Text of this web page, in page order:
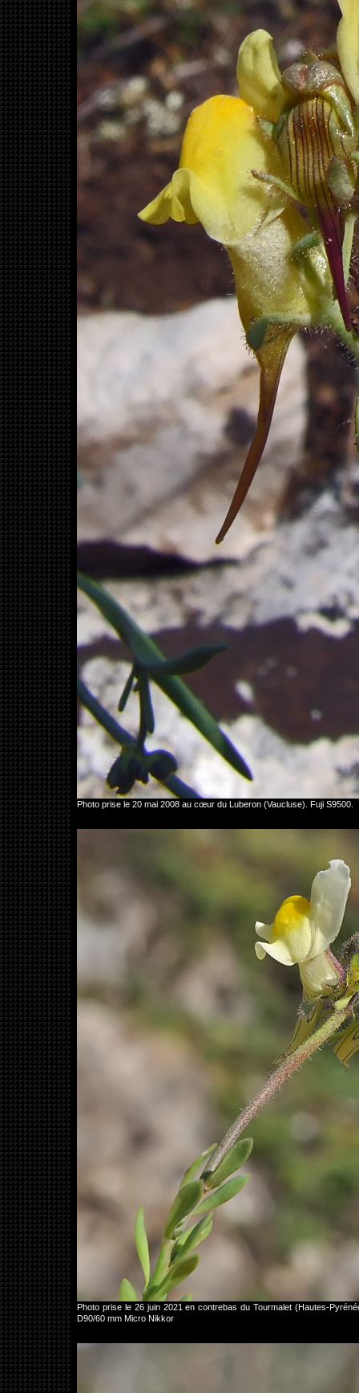
Photo prise le 20 mai 2008 au cœur du Luberon (Vaucluse). Fuji S9500.
Photo prise le 26 juin 2021 en contrebas du Tourmalet (Hautes-
D90/60 mm Micro Nikkor